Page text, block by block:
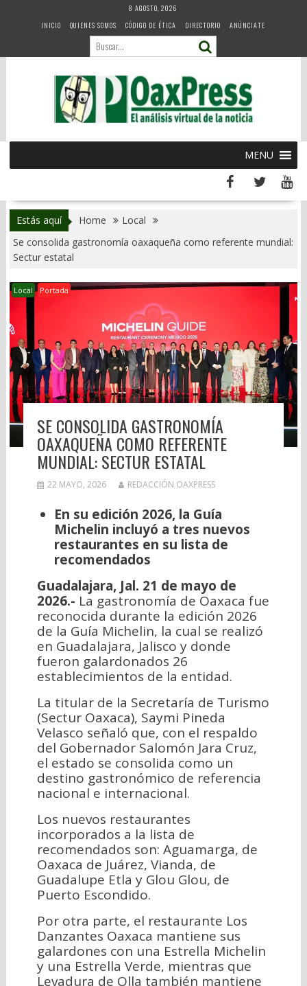
8 AGOSTO, 2026
INICIO
QUIENES SOMOS CÓDIGO DE ÉTICA DIRECTORIO ANÚNCIATE
MENU
Estás aquí Home
Local
Se consolida gastronomía oaxaqueña como referente mundial:
Sectur estatal
Local Portada
SE CONSOLIDA GASTRONOMÍA
OAXAQUEÑA COMO REFERENTE
MUNDIAL: SECTUR ESTATAL
22 MAYO, 2026 REDACCIÓN OAXPRESS
En su edición 2026, la Guía
Michelin incluyó a tres nuevos
restaurantes en su lista de
recomendados
Guadalajara, Jal. 21 de mayo de
2026.- La gastronomía de Oaxaca fue
reconocida durante la edición 2026
de la Guía Michelin, la cual se realizó
en Guadalajara, Jalisco y donde
fueron galardonados 26
establecimientos de la entidad.
La titular de la Secretaría de Turismo
(Sectur Oaxaca), Saymi Pineda
Velasco señaló que, con el respaldo
del Gobernador Salomón Jara Cruz,
el estado se consolida como un
destino gastronómico de referencia
nacional e internacional.
Los nuevos restaurantes
incorporados a la lista de
recomendados son: Aguamarga, de
Oaxaca de Juárez, Vianda, de
Guadalupe Etla y Glou Glou, de
Puerto Escondido.
Por otra parte, el restaurante Los
Danzantes Oaxaca mantiene sus
galardones con una Estrella Michelin
y una Estrella Verde, mientras que
Levadura de Olla también mantiene